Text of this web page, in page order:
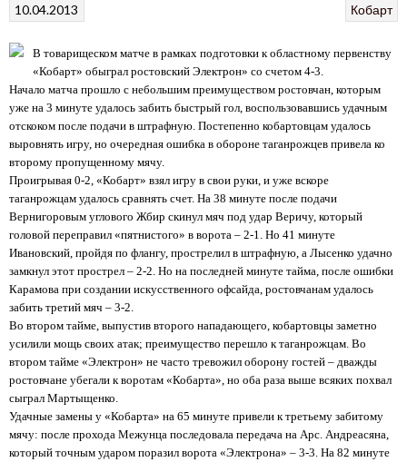
Кобарт
10.04.2013
В товарищеском матче в рамках подготовки к областному первенству
«Кобарт» обыграл ростовский Электрон» со счетом 4-3.
Начало матча прошло с небольшим преимуществом ростовчан, которым
уже на 3 минуте удалось забить быстрый гол, воспользовавшись удачным
отскоком после подачи в штрафную. Постепенно кобартовцам удалось
выровнять игру, но очередная ошибка в обороне таганрожцев привела ко
второму пропущенному мячу.
Проигрывая 0-2, «Кобарт» взял игру в свои руки, и уже вскоре
таганрожцам удалось сравнять счет. На 38 минуте после подачи
Вернигоровым углового Жбир скинул мяч под удар Веричу, который
головой переправил «пятнистого» в ворота – 2-1. Но 41 минуте
Ивановский, пройдя по флангу, прострелил в штрафную, а Лысенко удачно
замкнул этот прострел – 2-2. Но на последней минуте тайма, после ошибки
Карамова при создании искусственного офсайда, ростовчанам удалось
забить третий мяч – 3-2.
Во втором тайме, выпустив второго нападающего, кобартовцы заметно
усилили мощь своих атак; преимущество перешло к таганрожцам. Во
втором тайме «Электрон» не часто тревожил оборону гостей – дважды
ростовчане убегали к воротам «Кобарта», но оба раза выше всяких похвал
сыграл Мартыщенко.
Удачные замены у «Кобарта» на 65 минуте привели к третьему забитому
мячу: после прохода Межунца последовала передача на Арс. Андреасяна,
который точным ударом поразил ворота «Электрона» – 3-3. На 82 минуте